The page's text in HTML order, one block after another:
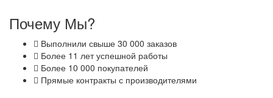
Почему Мы?
Выполнили свыше 30 000 заказов
Более 11 лет успешной работы
Более 10 000 покупателей
Прямые контракты с производителями